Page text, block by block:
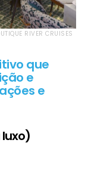
RIVER CRUISES
que
e
e
luxo)